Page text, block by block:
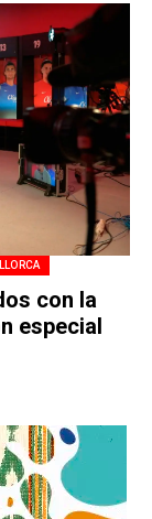
con la
especial